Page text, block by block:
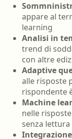
appare al
learning
Analisi in
trend di
con altre
Adaptive
alle risposte
rispondente
Machine
nelle
senza